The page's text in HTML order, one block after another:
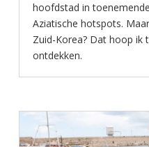
hoofdstad in
Aziatische hotspots.
Zuid-Korea? Dat hoop ik
ontdekken.